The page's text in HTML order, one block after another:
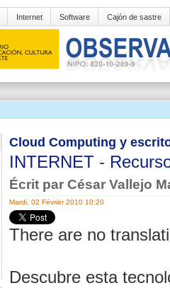
Internet Software Cajón de sastre
Cloud Computing y
INTERNET -
Écrit par César Vallejo
Mardi, 02 Février 2010 10:20
There are no
Descubre esta